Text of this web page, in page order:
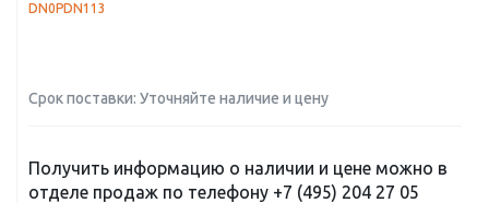
DN0PDN113
Срок поставки: Уточняйте наличие и цену
Получить информацию о наличии и цене можно в
отделе продаж по телефону +7 (495) 204 27 05